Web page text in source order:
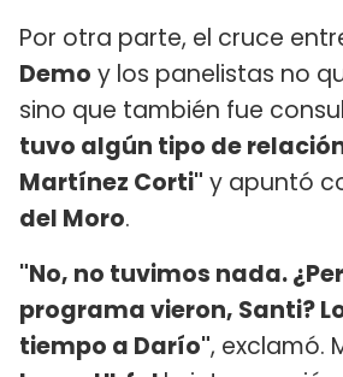
Por otra parte, el cruce
Demo y los panelistas no
sino que también fue
tuvo algún tipo de
Martínez Corti" y apuntó
del Moro.
"No, no tuvimos nada.
programa vieron, Santi?
tiempo a Darío", exclamó.